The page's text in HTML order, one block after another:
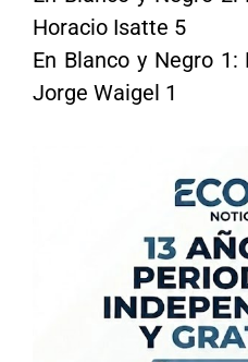
Horacio Isatte 5
En Blanco y Negro
Jorge Waigel 1